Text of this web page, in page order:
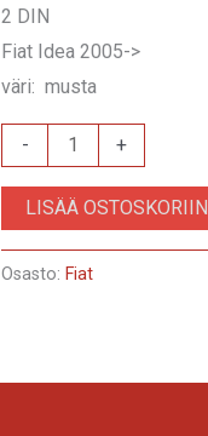
2 DIN
Fiat Idea 2005->
väri: musta
-
RAM-
40.161.3
määrä
+
LISÄÄ OSTOSKORIIN
Osasto: Fiat